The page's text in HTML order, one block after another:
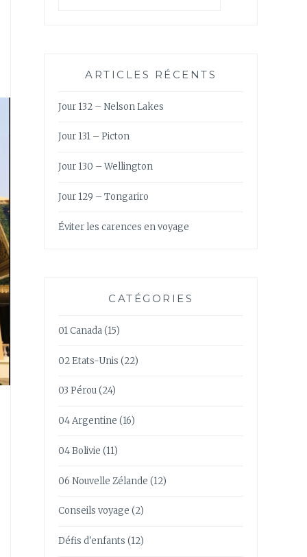
ARTICLES RÉCENTS
Jour 132 – Nelson Lakes
Jour 131 – Picton
Jour 130 – Wellington
Jour 129 – Tongariro
Éviter les carences en voyage
CATÉGORIES
01 Canada(15)
02 Etats-Unis (22)
03 Pérou(24)
04 Argentine (16)
04 Bolivie (11)
06 Nouvelle Zélande (12)
Conseils voyage (2)
Défis d'enfants (12)